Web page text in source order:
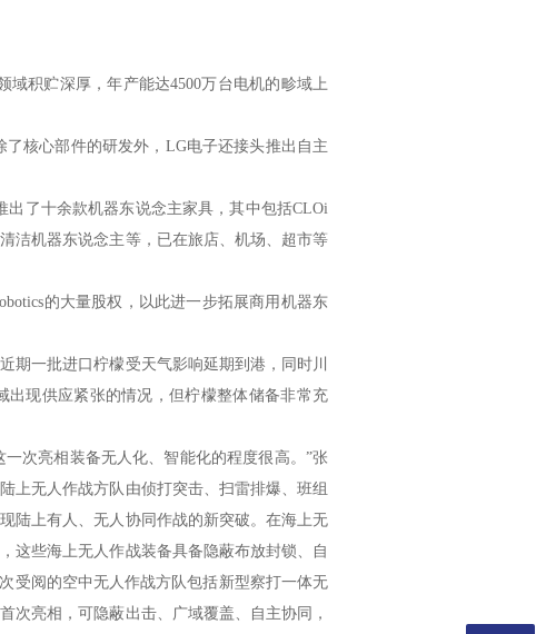
积贮深厚，年产能达4500万台电机的畛域上
核心部件的研发外，LG电子还接头推出自主
了十余款机器东说念主家具，其中包括CLOi
洁机器东说念主等，已在旅店、机场、超市等
的大量股权，以此进一步拓展商用机器东
期一批进口柠檬受天气影响延期到港，同时川
现供应紧张的情况，但柠檬整体储备非常充
次亮相装备无人化、智能化的程度很高。”张
上无人作战方队由侦打突击、扫雷排爆、班组
陆上有人、无人协同作战的新突破。在海上无
这些海上无人作战装备具备隐蔽布放封锁、自
受阅的空中无人作战方队包括新型察打一体无
次亮相，可隐蔽出击、广域覆盖、自主协同，